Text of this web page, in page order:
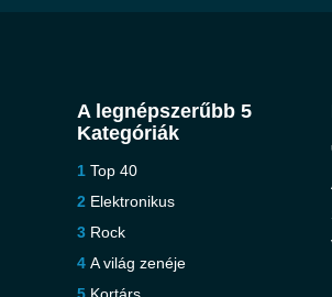
A legnépszerűbb 5
Kategóriák
Top 40
Elektronikus
Rock
A világ zenéje